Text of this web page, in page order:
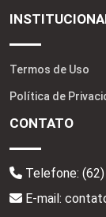
Termos de Uso
Política de
CONTATO
Telefone:
E-mail: